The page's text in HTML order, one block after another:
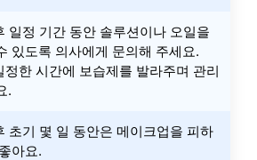
일정 기간 동안 솔루션이나 오일을
있도록 의사에게 문의해 주세요.
정한 시간에 보습제를 발라주며 관리
.
초기 몇 일 동안은 메이크업을 피하
아요.